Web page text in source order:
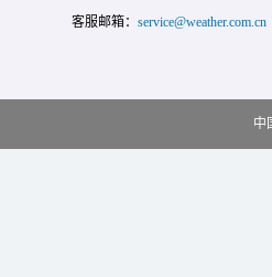
客服邮箱： service@weather.com.cn
中